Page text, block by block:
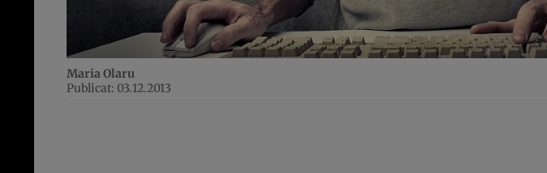
Maria Olaru
Publicat: 03.12.2013